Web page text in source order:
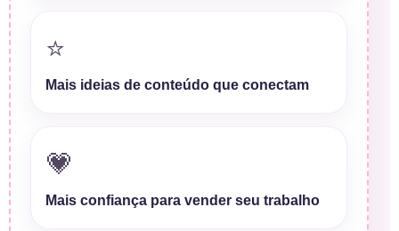
⭐
Mais ideias de conteúdo que conectam
💗
Mais confiança para vender seu trabalho